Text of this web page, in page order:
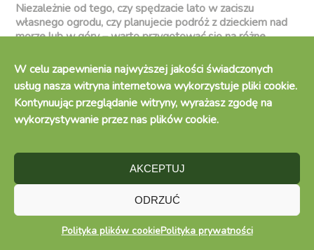
W celu zapewnienia najwyższej jakości świadczonych
usług nasza witryna internetowa wykorzystuje pliki cookie.
Kontynuując przeglądanie witryny, wyrażasz zgodę na
wykorzystywanie przez nas plików cookie.
AKCEPTUJ
ODRZUĆ
Polityka plików cookiePolityka prywatności
Niezależnie od tego, czy spędzacie lato w zaciszu
własnego ogrodu, czy planujecie podróż z dzieckiem nad
morze lub w góry – warto przygotować się na różne
rodziny. W tym wpisie przygotowaliśmy dla Was
praktyczne wskazówki dotyczące letniej diety malucha,
przechowywania mleka następnego oraz wspierania
codziennego komfortu dziecka – zarówno w domowym
zaciszu, jak i w trakcie wakacyjnych przygód. To co,
Unsplash